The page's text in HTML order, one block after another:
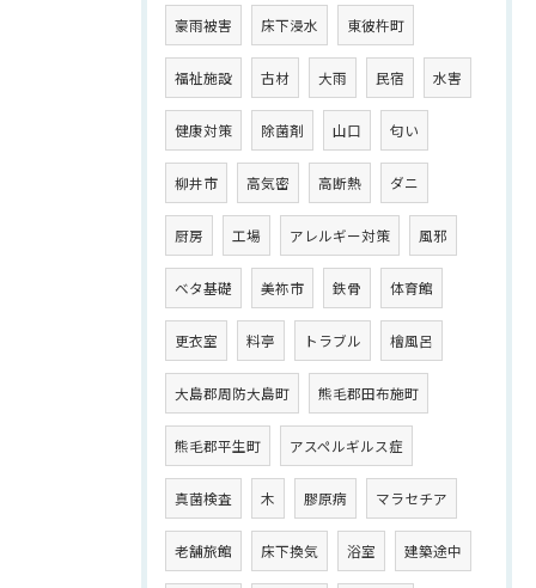
豪雨被害 床下浸水 東彼杵町
福祉施設 古材 大雨 民宿 水害
健康対策 除菌剤 山口 匂い
柳井市 高気密 高断熱 ダニ
厨房 工場 アレルギー対策 風邪
ベタ基礎 美祢市 鉄骨 体育館
更衣室 料亭 トラブル 檜風呂
大島郡周防大島町 熊毛郡田布施町
熊毛郡平生町 アスペルギルス症
真菌検査 木 膠原病 マラセチア
老舗旅館 床下換気 浴室 建築途中